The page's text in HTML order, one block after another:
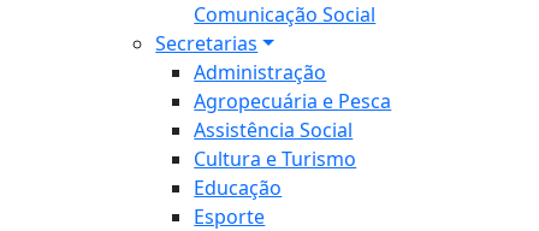
Comunicação Social
Secretarias
Administração
Agropecuária e Pesca
Assistência Social
Cultura e Turismo
Educação
Esporte